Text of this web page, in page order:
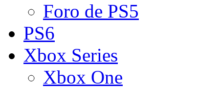
Foro de PS5
PS6
Xbox Series
Xbox One